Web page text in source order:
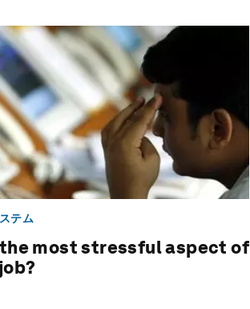
テム
most stressful aspect of